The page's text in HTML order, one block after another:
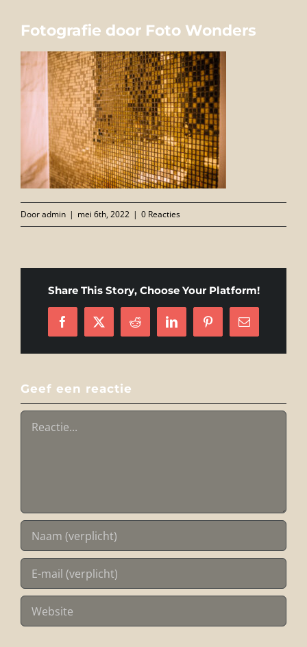
FOTO’S
INFO
OPENINGSTIJDEN
GIFTCARD
CONTACT
Fotografie door Foto Wonders
Dooradmin | mei 6th, 2022 | 0 Reacties
Share This Story, Choose Your Platform!
Facebook
X Reddit LinkedInPinterest
E-
mail
Geef een reactie
Reactie